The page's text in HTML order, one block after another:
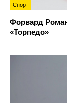
Спорт
Форвард
«Торпедо»